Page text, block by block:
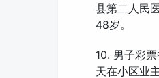
县第二人民
48岁。
10. 男子彩
天在小区业